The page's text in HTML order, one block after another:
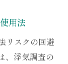
用法
リスクの回避
、浮気調査の